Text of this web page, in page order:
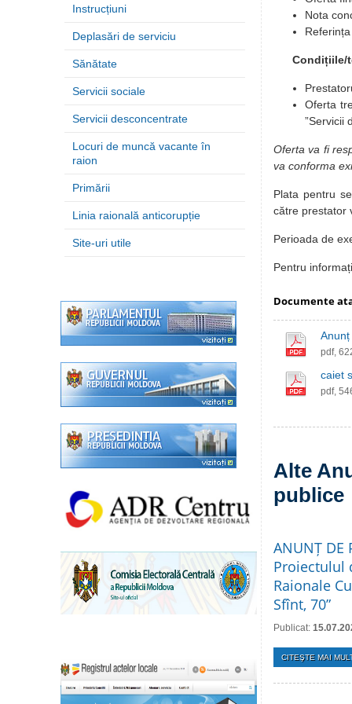
Instrucțiuni
Deplasări de serviciu
Sănătate
Servicii sociale
Servicii desconcentrate
Locuri de muncă vacante în
raion
Primării
Linia raională anticorupție
Site-uri utile
Nota
Condițiile/
Oferta
”Servicii
Oferta va fi
va conforma
Plata pentru
către prestator
Perioada de
Pentru
Documente
pdf,
caiet
pdf,
Alte
publice
ANUNȚ DE
Proiectulul
Raionale
Sfînt, 70”
Publicat:
CITEŞTE MAI